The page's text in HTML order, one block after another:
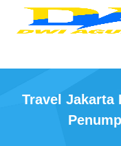
content
Travel Jakarta